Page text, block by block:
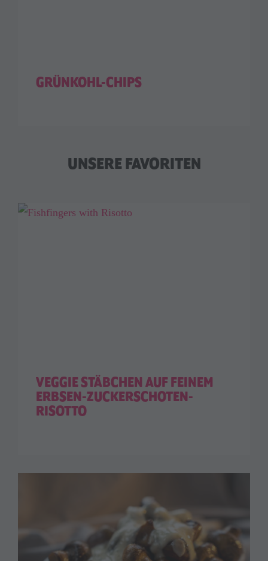
GRÜNKOHL-CHIPS
UNSERE FAVORITEN
VEGGIE STÄBCHEN AUF FEINEM
ERBSEN-ZUCKERSCHOTEN-
RISOTTO